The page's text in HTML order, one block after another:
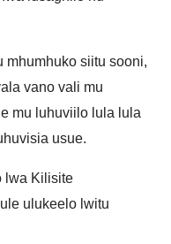
mhumhuko siitu sooni,
vano vali mu
mu luhuviilo lula lula
usue.
lwa Kilisite
ulukeelo lwitu